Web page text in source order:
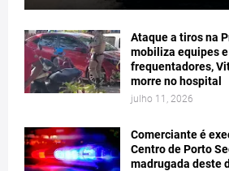
Ataque a tiros na
mobiliza equipes
frequentadores,
morre no hospital
julho 11, 2026
Comerciante é
Centro de Porto
madrugada deste